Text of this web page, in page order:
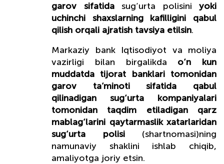
garov sifatida sug‘urta polisini yoki
uchinchi shaxslarning kafilligini qabul
qilish orqali ajratish tavsiya etilsin.
Markaziy bank Iqtisodiyot va moliya
vazirligi bilan birgalikda o‘n kun
muddatda tijorat banklari tomonidan
garov ta’minoti sifatida qabul
qilinadigan sug‘urta kompaniyalari
tomonidan taqdim etiladigan qarz
mablag‘larini qaytarmaslik xatarlaridan
sug‘urta polisi (shartnomasi)ning
namunaviy shaklini ishlab chiqib,
amaliyotga joriy etsin.